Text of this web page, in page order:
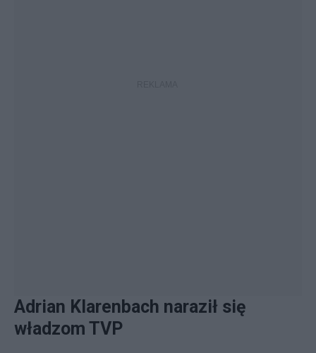
Adrian Klarenbach naraził się
władzom TVP